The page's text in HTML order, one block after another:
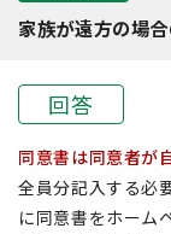
家族が遠方の場
回答
同意書は同意者が
全員分記入する必
に同意書をホーム